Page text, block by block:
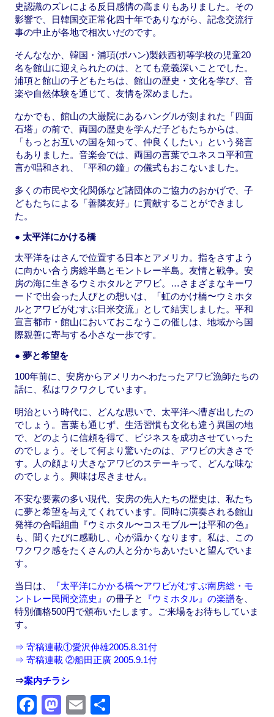
史認識のズレによる反日感情の高まりもありました。その
影響で、日韓国交正常化四十年でありながら、記念交流行
事の中止が各地で相次いだのです。
そんななか、韓国・浦項(ポハン)製鉄西初等学校の児童20
名を館山に迎えられたのは、とても意義深いことでした。
浦項と館山の子どもたちは、館山の歴史・文化を学び、音
楽や自然体験を通じて、友情を深めました。
なかでも、館山の大巌院にあるハングルが刻まれた「四面
石塔」の前で、両国の歴史を学んだ子どもたちからは、
「もっとお互いの国を知って、仲良くしたい」という発言
もありました。音楽会では、両国の言葉でユネスコ平和宣
言が唱和され、「平和の鐘」の儀式もおこないました。
多くの市民や文化関係など諸団体のご協力のおかげで、子
どもたちによる「善隣友好」に貢献することができまし
た。
● 太平洋にかける橋
太平洋をはさんで位置する日本とアメリカ。指をさすよう
に向かい合う房総半島とモントレー半島。友情と戦争。安
房の海に生きるウミホタルとアワビ。…さまざまなキーワ
ードで出会った人びとの想いは、「虹のかけ橋〜ウミホタ
ルとアワビがむすぶ日米交流」として結実しました。平和
宣言都市・館山においておこなうこの催しは、地域から国
際親善に寄与する小さな一歩です。
● 夢と希望を
100年前に、安房からアメリカへわたったアワビ漁師たちの
話に、私はワクワクしています。
明治という時代に、どんな思いで、太平洋へ漕ぎ出したの
でしょう。言葉も通じず、生活習慣も文化も違う異国の地
で、どのように信頼を得て、ビジネスを成功させていった
のでしょう。そして何より驚いたのは、アワビの大きさで
す。人の顔より大きなアワビのステーキって、どんな味な
のでしょう。興味は尽きません。
不安な要素の多い現代、安房の先人たちの歴史は、私たち
に夢と希望を与えてくれています。同時に演奏される館山
発祥の合唱組曲『ウミホタル〜コスモブルーは平和の色』
も、聞くたびに感動し、心が温かくなります。私は、この
ワクワク感をたくさんの人と分かちあいたいと望んでいま
す。
当日は、
『太平洋にかかる橋〜アワビがむすぶ南房総・モ
ントレー民間交流史』 の冊子と 『ウミホタル』の楽譜を、
特別価格500円で頒布いたします。ご来場をお待ちしていま
す。
⇒ 寄稿連載①愛沢伸雄2005.8.31付
⇒ 寄稿連載 ②船田正廣 2005.9.1付
⇒案内チラシ
F
M
E